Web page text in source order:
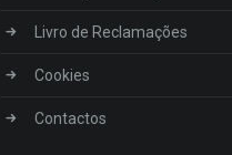
Livro de Reclamações
Cookies
Contactos